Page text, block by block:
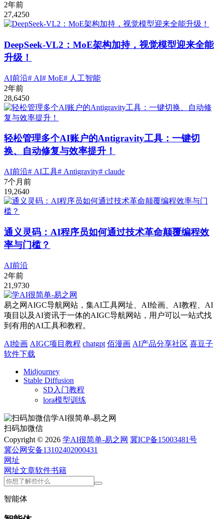
2年前
27,4250
DeepSeek-VL2：MoE架构加持，视觉模型迎来全能
升级！
AI前沿# AI# MoE# 人工智能
2年前
28,6450
轻松管理多个AI账户的Antigravity工具：一键切
换、自动修复与效率提升！
AI前沿# AI工具# Antigravity# claude
7个月前
19,2640
通义灵码：AI程序员如何通过技术革命颠覆编程效
率与门槛？
AI前沿
2年前
21,9730
易之网AIGC导航网站，集AI工具网址、AI绘画、AI教程、AI
项目以及AI资讯于一体的AIGC导航网站，用户可以一站式找
到有用的AI工具和教程。
AI绘画 AIGC项目教程 chatgpt 佰漫画 AI产品分享社区 喜豆子
软件下载
Midjourney
Stable Diffusion
SD入门教程
lora模型训练
扫码加微信
Copyright © 2026 学AI很简单-易之网 冀ICP备15003481号
冀公网安备13102402000431
网址
网址文章软件书籍
智能体